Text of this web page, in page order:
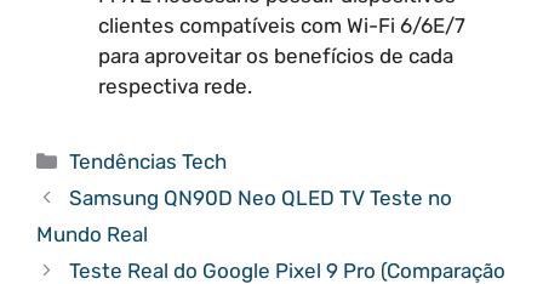
clientes compatíveis com Wi-Fi 6/6E/7
para aproveitar os benefícios de cada
respectiva rede.
Categorias
Tendências Tech
Samsung QN90D Neo QLED TV Teste no
Mundo Real
Teste Real do Google Pixel 9 Pro (Comparação